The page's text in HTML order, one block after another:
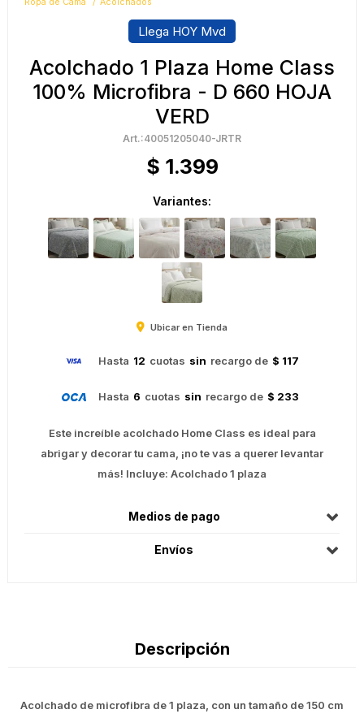
Ropa de Cama Acolchados
Llega HOY Mvd
Acolchado 1 Plaza Home Class
100% Microfibra - D 660 HOJA
VERD
40051205040-JRTR
$ 1.399
Variantes:
Ubicar en Tienda
Hasta 12 cuotas sin recargo de $ 117
Hasta 6 cuotas sin recargo de $ 233
Este increíble acolchado Home Class es ideal para
abrigar y decorar tu cama, ¡no te vas a querer levantar
más! Incluye: Acolchado 1 plaza
Medios de pago
Envíos
Descripción
Acolchado de microfibra de 1 plaza, con un tamaño de 150 cm